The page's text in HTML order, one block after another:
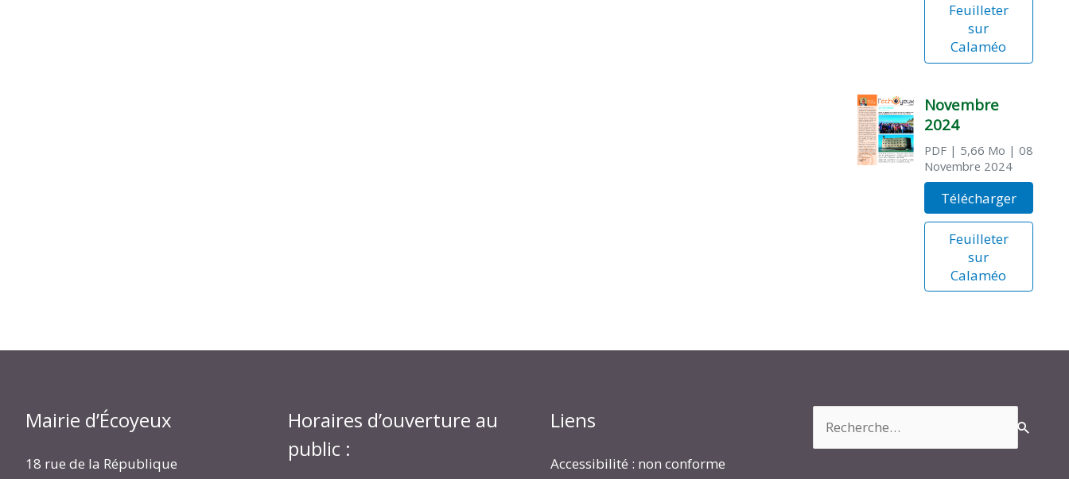
Feuilleter
sur
Calaméo
Novembre
2024
PDF| 5,66 Mo | 08
Novembre 2024
Télécharger
Feuilleter
sur
Calaméo
Mairie d’Écoyeux
18 rue de la République
Horaires d’ouverture au
public :
Liens
Accessibilité : non conforme